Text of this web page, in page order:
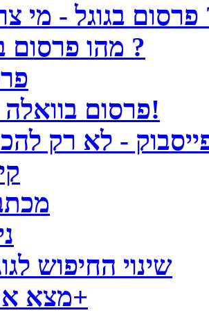
?
מהו פרסום באינטרנט ?
פרסום בוואלה - זה עובד!
- לא רק
שינוי החיפוש
מצא אותנו בגוגל+